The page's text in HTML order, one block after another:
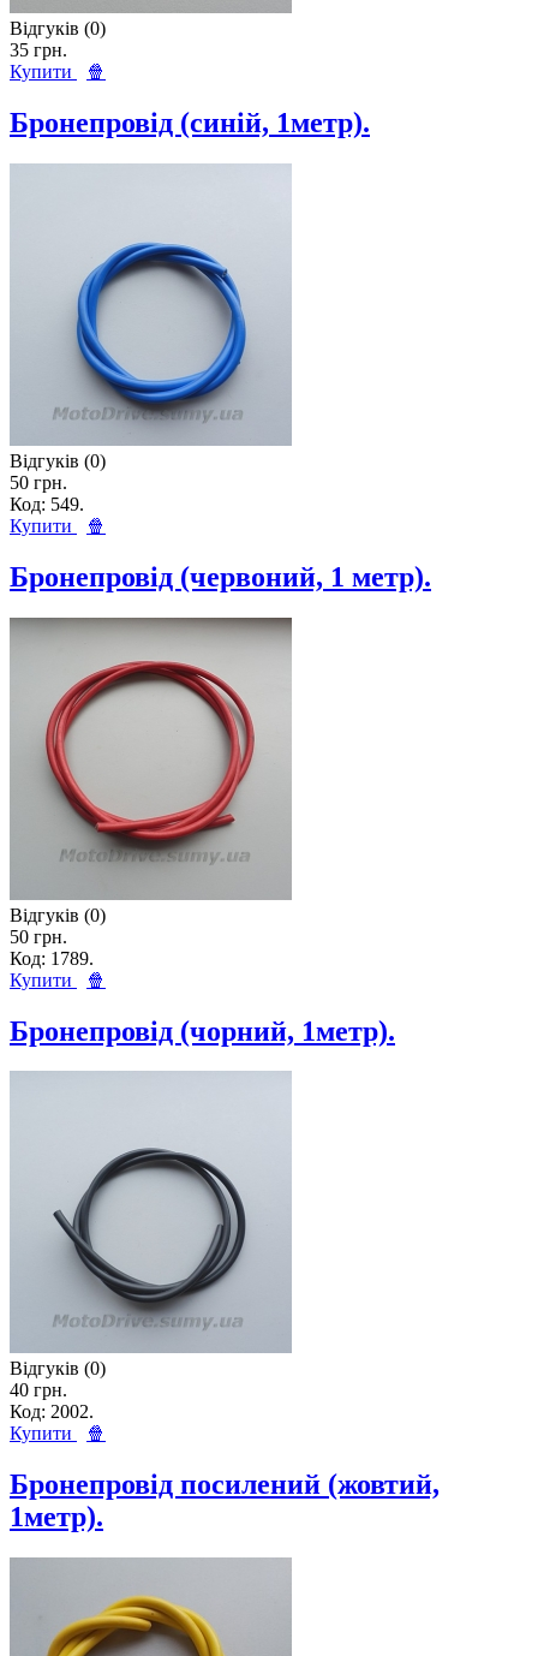
Відгуків (0)
35 грн.
Купити
🍿
Бронепровід (синій, 1метр).
Відгуків (0)
50 грн.
Код: 549.
Купити
🍿
Бронепровід (червоний, 1 метр).
Відгуків (0)
50 грн.
Код: 1789.
Купити
🍿
Бронепровід (чорний, 1метр).
Відгуків (0)
40 грн.
Код: 2002.
Купити
🍿
Бронепровід посилений (жовтий,
1метр).